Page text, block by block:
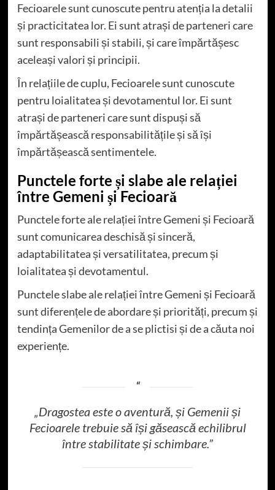
Fecioarele sunt cunoscute pentru atenția la detalii
și practicitatea lor. Ei sunt atrași de parteneri care
sunt responsabili și stabili, și care împărtășesc
aceleași valori și principii.
În relațiile de cuplu, Fecioarele sunt cunoscute
pentru loialitatea și devotamentul lor. Ei sunt
atrași de parteneri care sunt dispuși să
împărtășească responsabilitățile și să își
împărtășească sentimentele.
Punctele forte și slabe ale relației
între Gemeni și Fecioară
Punctele forte ale relației între Gemeni și Fecioară
sunt comunicarea deschisă și sinceră,
adaptabilitatea și versatilitatea, precum și
loialitatea și devotamentul.
Punctele slabe ale relației între Gemeni și Fecioară
sunt diferențele de abordare și priorități, precum și
tendința Gemenilor de a se plictisi și de a căuta noi
experiențe.
„Dragostea este o aventură, și Gemenii și
Fecioarele trebuie să își găsească echilibrul
între stabilitate și schimbare.”